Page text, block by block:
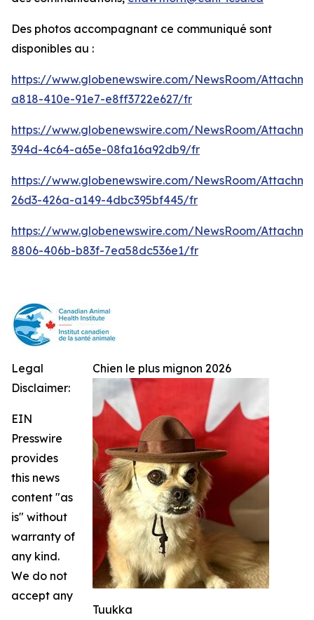
Des photos accompagnant ce communiqué sont
disponibles au :
https://www.globenewswire.com/NewsRoom/
a818-410e-91e7-e8ff3722e627/fr
https://www.globenewswire.com/NewsRoom/
394d-4c64-a65e-08fa16a92db9/fr
https://www.globenewswire.com/NewsRoom/
26d3-426a-a149-4dbc395bf445/fr
https://www.globenewswire.com/NewsRoom/
8806-406b-b83f-7ea58dc536e1/fr
Chien le plus mignon 2026
Tuukka
Legal
Disclaimer:
EIN
Presswire
provides
this news
content "as
is" without
warranty of
any kind.
We do not
accept any